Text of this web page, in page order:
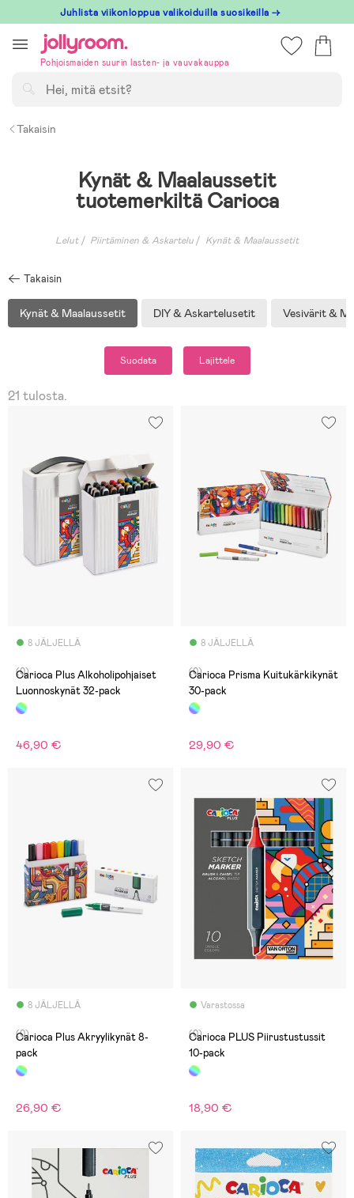
till
innehållet
Juhlista viikonloppua valikoiduilla suosikeilla →
Pohjoismaiden suurin lasten- ja vauvakauppa
Takaisin
Kynät & Maalaussetit
tuotemerkiltä Carioca
Lelut Piirtäminen & Askartelu Kynät & Maalaussetit
Takaisin
Kynät & Maalaussetit DIY & Askartelusetit Vesivärit &
Suodata Lajittele
21 tulosta.
8 JÄLJELLÄ
(0)
Carioca Plus Alkoholipohjaiset
Luonnoskynät 32-pack
46,90 €
8 JÄLJELLÄ
(0)
Carioca Prisma Kuitukärkikynät
30-pack
29,90 €
8 JÄLJELLÄ
(0)
Carioca Plus Akryylikynät 8-
pack
26,90 €
Varastossa
(0)
Carioca PLUS Piirustustussit
10-pack
18,90 €